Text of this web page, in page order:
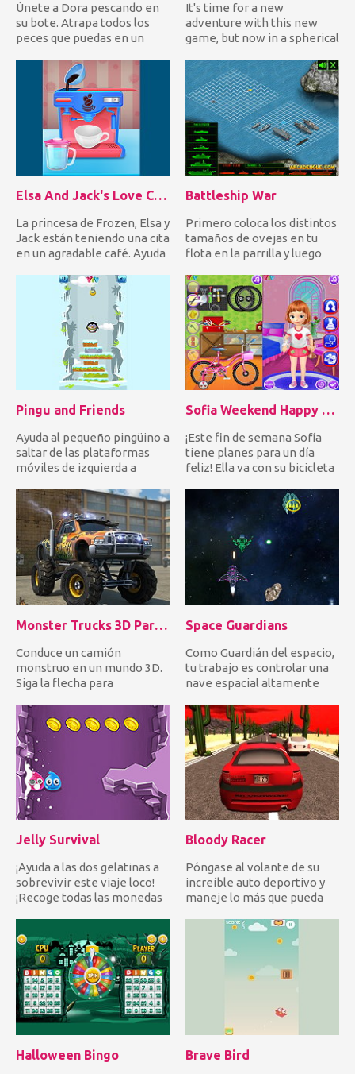
Únete a Dora pescando en
su bote. Atrapa todos los
peces que puedas en un
It's time for a new
adventure with this new
game, but now in a spherical
Herob...
Elsa And Jack's Love Cafe Date
La princesa de Frozen, Elsa y
Jack están teniendo una cita
en un agradable café. Ayuda
Battleship War
Primero coloca los distintos
tamaños de ovejas en tu
flota en la parrilla y luego
Pingu and Friends
Ayuda al pequeño pingüino a
saltar de las plataformas
móviles de izquierda a
Sofia Weekend Happy Day
¡Este fin de semana Sofía
tiene planes para un día
feliz! Ella va con su bicicleta
Monster Trucks 3D Parking
Conduce un camión
monstruo en un mundo 3D.
Siga la flecha para
resaltado an...
Space Guardians
Como Guardián del espacio,
tu trabajo es controlar una
nave espacial altamente
Jelly Survival
¡Ayuda a las dos gelatinas a
sobrevivir este viaje loco!
¡Recoge todas las monedas
Bloody Racer
Póngase al volante de su
increíble auto deportivo y
maneje lo más que pueda
Halloween Bingo Brave Bird